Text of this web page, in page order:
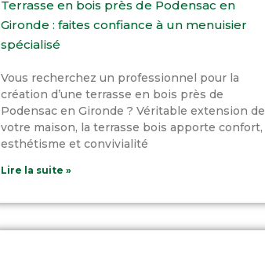
Terrasse en bois près de Podensac en
Gironde : faites confiance à un menuisier
spécialisé
Vous recherchez un professionnel pour la
création d’une terrasse en bois près de
Podensac en Gironde ? Véritable extension de
votre maison, la terrasse bois apporte confort,
esthétisme et convivialité
Lire la suite »